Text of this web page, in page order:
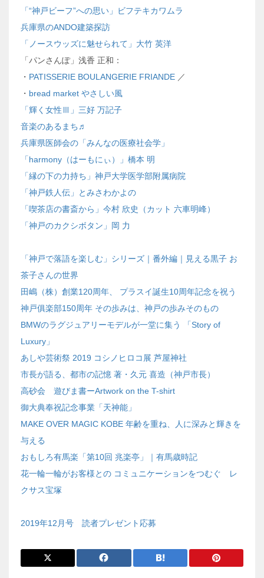
「“神戸ビーフ”への思い」ビフテキカワムラ
兵庫県のANDO建築探訪
「ノースウッズに魅せられて」大竹 英洋
「パンさんぽ」浅香 正和：
・ PATISSERIE BOULANGERIE FRIANDE ／
・ bread market やさしい風
「輝く女性Ⅲ」三好 万記子
音楽のあるまち♬
兵庫県医師会の「みんなの医療社会学」
「harmony（はーもにぃ）」橋本 明
「縁の下の力持ち」神戸大学医学部附属病院
「神戸鉄人伝」とみさわかよの
「喫茶店の書斎から」今村 欣史（カット 六車明峰）
「神戸のカクシボタン」岡 力
「神戸で落語を楽しむ」シリーズ｜番外編｜見える黒子 お
茶子さんの世界
田嶋（株）創業120周年、 プラスイ誕生10周年記念を祝う
神戸俱楽部150周年 その歩みは、神戸の歩みそのもの
BMWのラグジュアリーモデルが一堂に集う 「Story of
Luxury」
あしや芸術祭 2019 コシノヒロコ展 芦屋神社
市長が語る、都市の記憶 著・久元 喜造（神戸市長）
高砂会 遊びま書ーArtwork on the T-shirt
御大典奉祝記念事業「天神能」
MAKE OVER MAGIC KOBE 年齢を重ね、人に深みと輝きを
与える
おもしろ有馬楽「第10回 兆楽亭」｜有馬歳時記
花一輪一輪がお客様との コミュニケーションをつむぐ レ
クサス宝塚
2019年12月号 読者プレゼント応募